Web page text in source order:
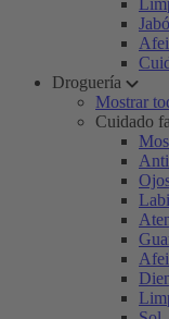
Droguería
Mostrar
Cuidado